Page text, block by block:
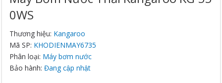
0WS
Thương hiệu: Kangaroo
Mã SP: KHODIENMAY6735
Phân loại: Máy bơm nước
Bảo hành:Đang cập nhật